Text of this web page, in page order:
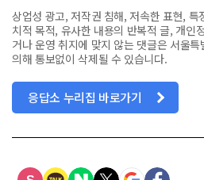
상업성 광고, 저작권 침해, 저속한 표현, 특
치적 목적, 유사한 내용의 반복적 글, 개인
거나 운영 취지에 맞지 않는 댓글은 서울
의해 통보없이 삭제될 수 있습니다.
응답소 누리집 바로가기